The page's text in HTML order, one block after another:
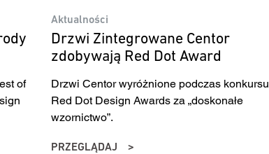
of
Aktualności
Drzwi Zintegrowane Centor
zdobywają Red Dot Award
Drzwi Centor wyróżnione podczas konkursu
Red Dot Design Awards za „doskonałe
wzornictwo”.
PRZEGLĄDAJ